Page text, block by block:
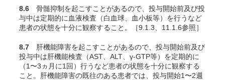
8.6 骨髄抑制を起こすことがあるので、投与開始前及び投
与中は定期的に血液検査（白血球、血小板等）を行うなど
患者の状態を十分に観察すること。［9.1.3、11.1.6参照］
8.7 肝機能障害を起こすことがあるので、投与開始前及び
投与中は肝機能検査（AST、ALT、γ-GTP等）を定期的に
（1〜3ヵ月に1回）行うなど患者の状態を十分に観察する
こと。肝機能障害の既往のある患者では、投与開始1〜2週